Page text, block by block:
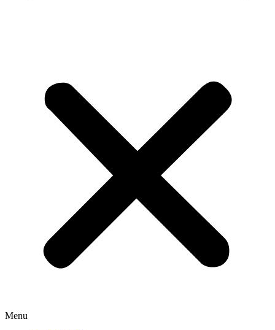
Menu